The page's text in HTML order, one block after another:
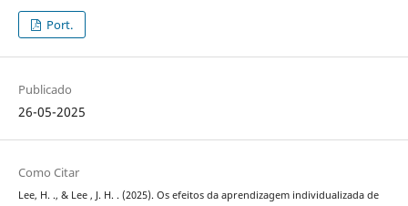
Port.
Publicado
26-05-2025
Como Citar
Lee, H. ., & Lee , J. H. . (2025). Os efeitos da aprendizagem individualizada de